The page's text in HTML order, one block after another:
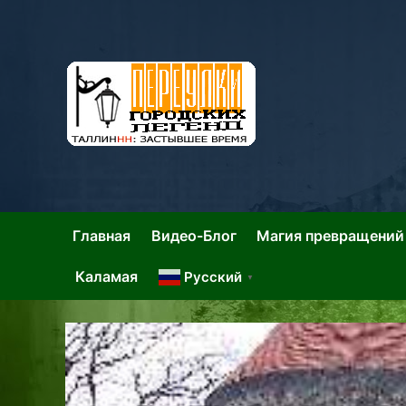
Главная Видео-Блог Магия превращений
Каламая Русский ▼